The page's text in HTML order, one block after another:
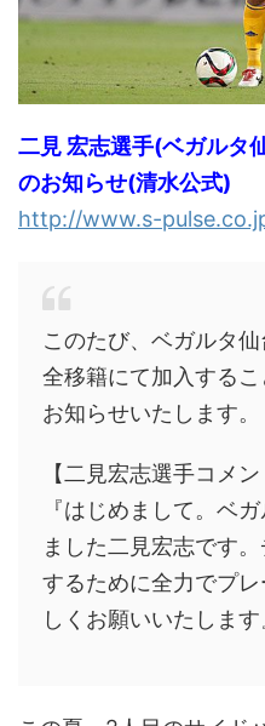
二見 宏志選手(ベガルタ
のお知らせ(清水公式)
http://www.s-
このたび、ベガルタ
全移籍にて加入するこ
お知らせいたします。
【二見宏志選手コメン
『はじめまして。ベ
ました二見宏志です
するために全力でプ
しくお願いいたします